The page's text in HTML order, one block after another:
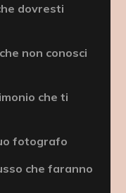
dovresti
non conosci
che ti
fotografo
che faranno